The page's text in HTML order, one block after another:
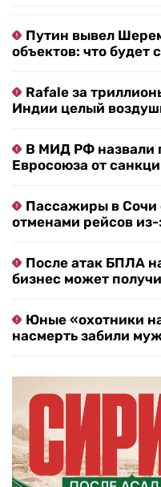
Путин вывел
объектов: что будет
Rafale за
Индии целый
В МИД РФ назвали
Евросоюза от
Пассажиры в Сочи
отменами рейсов
После атак БПЛА
бизнес может
Юные «охотники
насмерть забили